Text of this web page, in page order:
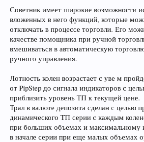
Советник имеет широкие возможности
вложенных в него функций, которые
отключать в процессе торговли. Его
качестве помощника при ручной
вмешиваться в автоматическую
ручного управления.
Лотность колен возрастает с уве м
от PipStep до сигнала индикаторов с
приблизить уровень ТП к текущей цене.
Трал в валюте депозита сделан с целью
динамического ТП серии с каждым
при больших объемах и максимальному
в начале серии при еще малых объемах